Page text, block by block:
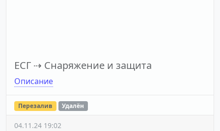
ЕСГ ⇢ Снаряжение и защита
Описание
Перезалив Удалён
04.11.24 19:02